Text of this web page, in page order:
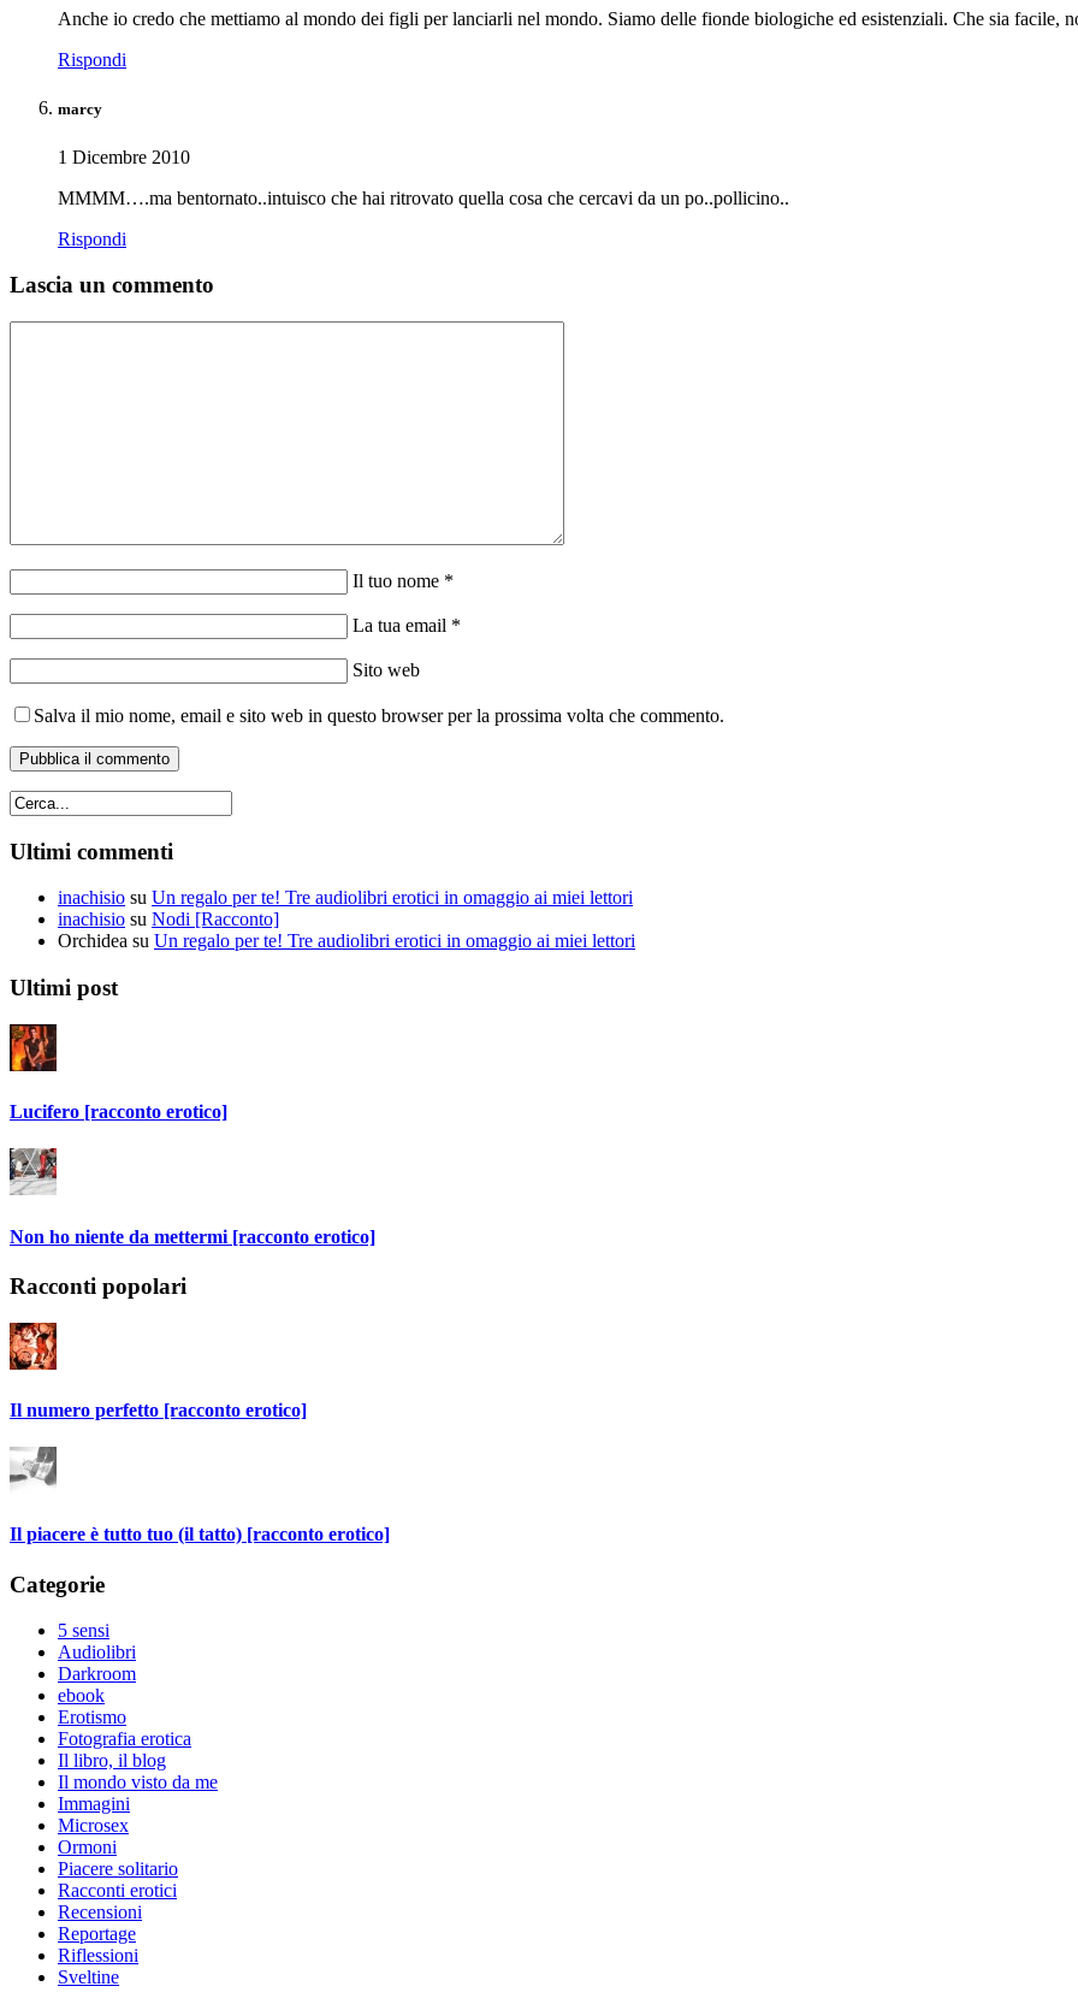
Anche io credo che mettiamo al mondo dei figli per lanciarli nel mondo. Siamo delle fionde biologiche ed esistenziali. Che sia facile,
Rispondi
marcy
1 Dicembre 2010
MMMM….ma bentornato..intuisco che hai ritrovato quella cosa che cercavi da un po..pollicino..
Rispondi
Lascia un commento
Il tuo nome *
La tua email *
Sito web
Salva il mio nome, email e sito web in questo browser per la prossima volta che commento.
Ultimi commenti
inachisio su Un regalo per te! Tre audiolibri erotici in omaggio ai miei lettori
inachisio su Nodi [Racconto]
Orchidea su Un regalo per te! Tre audiolibri erotici in omaggio ai miei lettori
Ultimi post
Lucifero [racconto erotico]
Non ho niente da mettermi [racconto erotico]
Racconti popolari
Il numero perfetto [racconto erotico]
Il piacere è tutto tuo (il tatto) [racconto erotico]
Categorie
5 sensi
Audiolibri
Darkroom
ebook
Erotismo
Fotografia erotica
Il libro, il blog
Il mondo visto da me
Immagini
Microsex
Ormoni
Piacere solitario
Racconti erotici
Recensioni
Reportage
Riflessioni
Sveltine